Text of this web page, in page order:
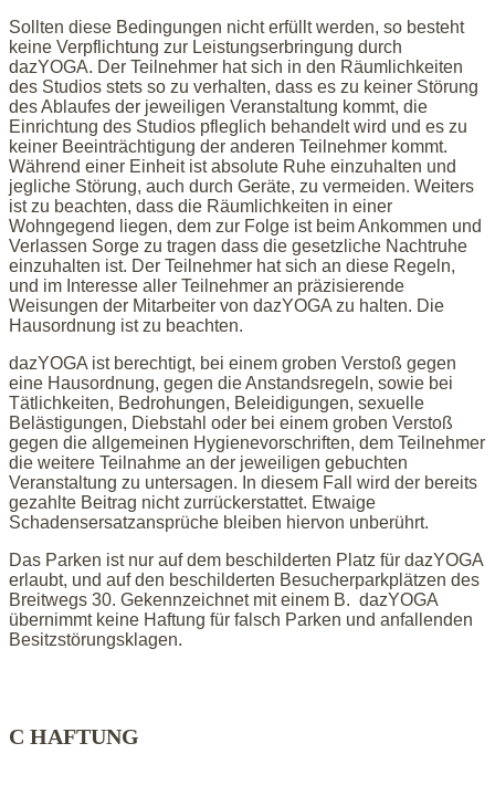
Sollten diese Bedingungen nicht erfüllt werden, so besteht
keine Verpflichtung zur Leistungserbringung durch
dazYOGA. Der Teilnehmer hat sich in den Räumlichkeiten
des Studios stets so zu verhalten, dass es zu keiner Störung
des Ablaufes der jeweiligen Veranstaltung kommt, die
Einrichtung des Studios pfleglich behandelt wird und es zu
keiner Beeinträchtigung der anderen Teilnehmer kommt.
Während einer Einheit ist absolute Ruhe einzuhalten und
jegliche Störung, auch durch Geräte, zu vermeiden. Weiters
ist zu beachten, dass die Räumlichkeiten in einer
Wohngegend liegen, dem zur Folge ist beim Ankommen und
Verlassen Sorge zu tragen dass die gesetzliche Nachtruhe
einzuhalten ist. Der Teilnehmer hat sich an diese Regeln,
und im Interesse aller Teilnehmer an präzisierende
Weisungen der Mitarbeiter von dazYOGA zu halten. Die
Hausordnung ist zu beachten.
dazYOGA ist berechtigt, bei einem groben Verstoß gegen
eine Hausordnung, gegen die Anstandsregeln, sowie bei
Tätlichkeiten, Bedrohungen, Beleidigungen, sexuelle
Belästigungen, Diebstahl oder bei einem groben Verstoß
gegen die allgemeinen Hygienevorschriften, dem Teilnehmer
die weitere Teilnahme an der jeweiligen gebuchten
Veranstaltung zu untersagen. In diesem Fall wird der bereits
gezahlte Beitrag nicht zurrückerstattet. Etwaige
Schadensersatzansprüche bleiben hiervon unberührt.
Das Parken ist nur auf dem beschilderten Platz für dazYOGA
erlaubt, und auf den beschilderten Besucherparkplätzen des
Breitwegs 30. Gekennzeichnet mit einem B. dazYOGA
übernimmt keine Haftung für falsch Parken und anfallenden
Besitzstörungsklagen.
C HAFTUNG